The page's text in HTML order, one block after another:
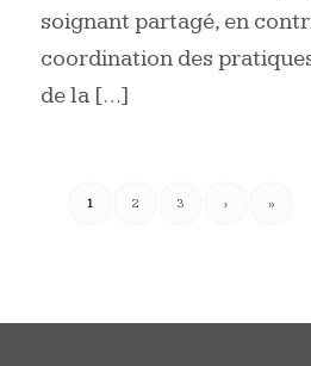
soignant partagé, en
coordination des
de la […]
1 2 3 › »